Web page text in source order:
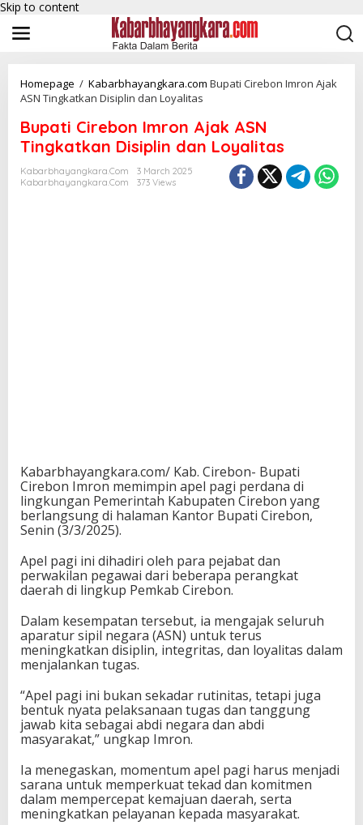
Skip to content
Homepage / Kabarbhayangkara.com Bupati Cirebon Imron Ajak
ASN Tingkatkan Disiplin dan Loyalitas
Bupati Cirebon Imron Ajak ASN
Tingkatkan Disiplin dan Loyalitas
Kabarbhayangkara.com
3 March 2025
Kabarbhayangkara.com
373 Views
Kabarbhayangkara.com/ Kab. Cirebon- Bupati
Cirebon Imron memimpin apel pagi perdana di
lingkungan Pemerintah Kabupaten Cirebon yang
berlangsung di halaman Kantor Bupati Cirebon,
Senin (3/3/2025).
Apel pagi ini dihadiri oleh para pejabat dan
perwakilan pegawai dari beberapa perangkat
daerah di lingkup Pemkab Cirebon.
Dalam kesempatan tersebut, ia mengajak seluruh
aparatur sipil negara (ASN) untuk terus
meningkatkan disiplin, integritas, dan loyalitas dalam
menjalankan tugas.
“Apel pagi ini bukan sekadar rutinitas, tetapi juga
bentuk nyata pelaksanaan tugas dan tanggung
jawab kita sebagai abdi negara dan abdi
masyarakat,” ungkap Imron.
Ia menegaskan, momentum apel pagi harus menjadi
sarana untuk memperkuat tekad dan komitmen
dalam mempercepat kemajuan daerah, serta
meningkatkan pelayanan kepada masyarakat.